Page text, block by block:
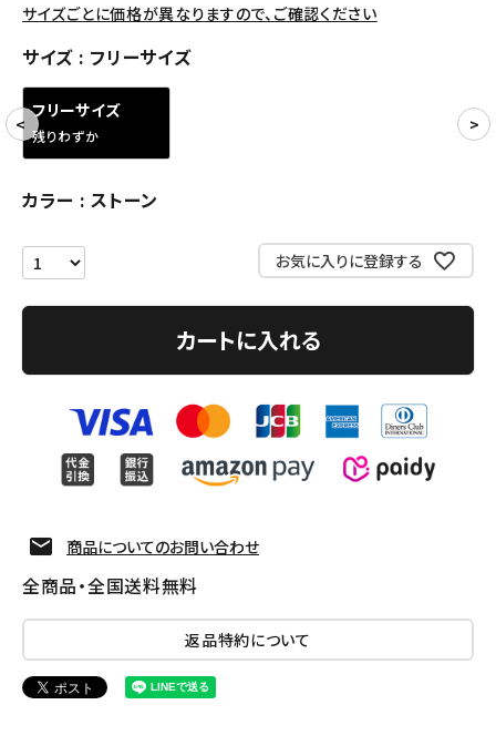
COLLABORATION BRAND
SEASON
CONTENTS
ようこそ ゲスト 様
meeting_room ログイン
Follow us
サイズごとに価格が異なりますので、ご確認ください
サイズ フリーサイズ
フリーサイズ
残りわずか
カラー ストーン
お気に入りに登録する
カートに入れる
商品についてのお問い合わせ
全商品・全国送料無料
返品特約について